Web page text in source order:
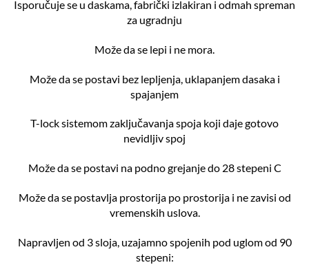
Isporučuje se u daskama, fabrički izlakiran i odmah spreman
za ugradnju
Može da se lepi i ne mora.
Može da se postavi bez lepljenja, uklapanjem dasaka i
spajanjem
T-lock sistemom zaključavanja spoja koji daje gotovo
nevidljiv spoj
Može da se postavi na podno grejanje do 28 stepeni C
Može da se postavlja prostorija po prostorija i ne zavisi od
vremenskih uslova.
Napravljen od 3 sloja, uzajamno spojenih pod uglom od 90
stepeni: